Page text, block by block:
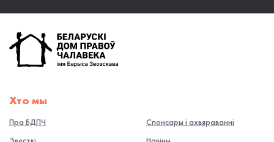
Хто мы
Пра БДПЧ
Спонсары і ахвяраванні